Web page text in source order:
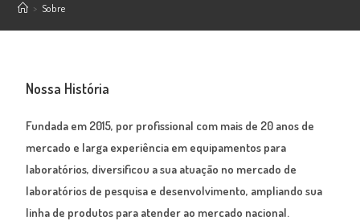
> Sobre
Nossa História
Fundada em 2015, por profissional com mais de 20 anos de
mercado e larga experiência em equipamentos para
laboratórios, diversificou a sua atuação no mercado de
laboratórios de pesquisa e desenvolvimento, ampliando sua
linha de produtos para atender ao mercado nacional.